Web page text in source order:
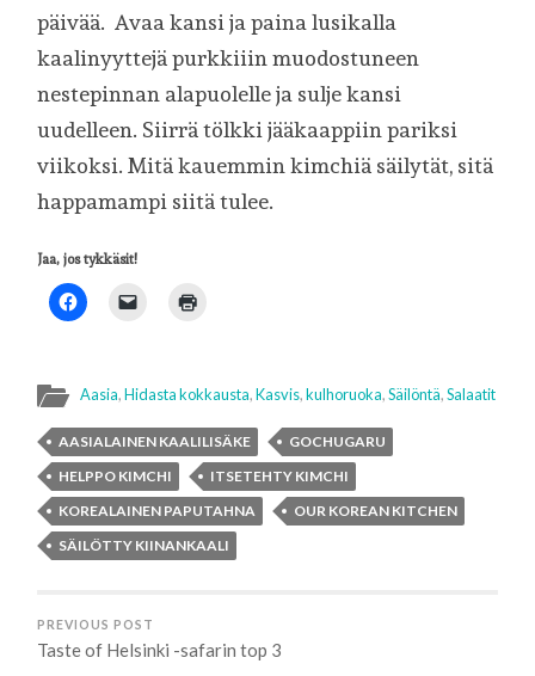
päivää. Avaa kansi ja paina lusikalla
kaalinyyttejä purkkiiin muodostuneen
nestepinnan alapuolelle ja sulje kansi
uudelleen. Siirrä tölkki jääkaappiin pariksi
viikoksi. Mitä kauemmin kimchiä säilytät, sitä
happamampi siitä tulee.
Jaa, jos tykkäsit!
Aasia,Hidasta kokkausta,Kasvis,kulhoruoka,Säilöntä,Salaatit
AASIALAINEN KAALILISÄKE
GOCHUGARU
HELPPO KIMCHI
ITSETEHTY KIMCHI
KOREALAINEN PAPUTAHNA
OUR KOREAN KITCHEN
SÄILÖTTY KIINANKAALI
PREVIOUS POST
Taste of Helsinki -safarin top 3